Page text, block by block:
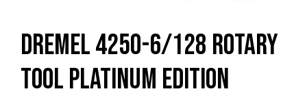
DREMEL 4250-6/128 Rotary
Tool Platinum Edition